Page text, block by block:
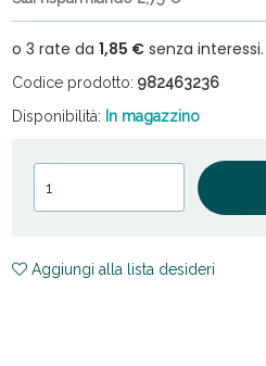
Codice prodotto: 982463236
Disponibilità: In magazzino
Aggiungi alla lista desideri